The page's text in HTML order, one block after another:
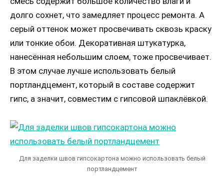
долго сохнет, что замедляет процесс ремонта. А
серый оттенок может просвечивать сквозь краску
или тонкие обои. Декоративная штукатурка,
нанесённая небольшим слоем, тоже просвечивает.
В этом случае лучше использовать белый
портландцемент, который в составе содержит
гипс, а значит, совместим с гипсовой шпаклёвкой.
Для заделки швов гипсокартона можно использовать белый
портландцемент